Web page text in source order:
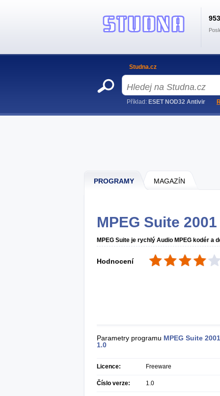
PROGRAMY MAGAZÍN
MPEG Suite 2001
MPEG Suite je rychlý Audio MPEG kodér a
Hodnocení
Parametry programu MPEG Suite 2001
1.0
Licence: Freeware
Číslo verze: 1.0
Studna.cz
Příklad: ESET NOD32 Antivir